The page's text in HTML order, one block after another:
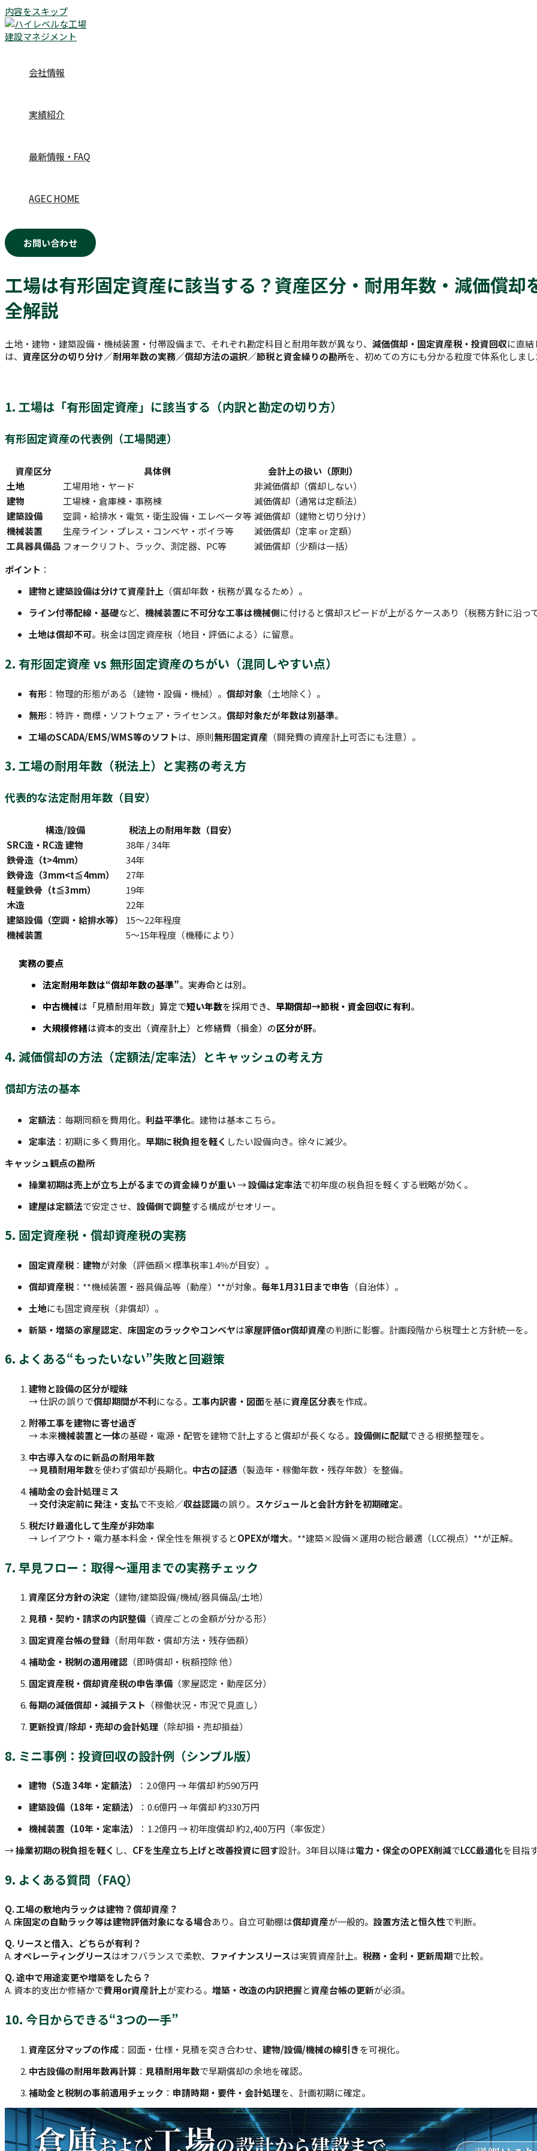
内容をスキップ
会社情報
実績紹介
最新情報・FAQ
AGEC HOME
お問い合わせ
工場は有形固定資産に該当する？資産区分・耐用年数・減価償却
全解説
土地・建物・建築設備・機械装置・付帯設備まで、それぞれ勘定科目と耐用年数が異なり、 減価償却・固定資産税・投資回収に直
は、 資産区分の切り分け／耐用年数の実務／償却方法の選択／節税と資金繰りの勘所を、初めての方にも分かる粒度で体系化しまし
1. 工場は「有形固定資産」に該当する（内訳と勘定の切り方）
有形固定資産の代表例（工場関連）
資産区分 具体例
会計上の扱い（原則）
土地
工場用地・ヤード
非減価償却（償却しない）
建物
工場棟・倉庫棟・事務棟
減価償却（通常は定額法）
建築設備
空調・給排水・電気・衛生設備・エレベータ等減価償却（建物と切り分け）
機械装置
生産ライン・プレス・コンベヤ・ボイラ等
減価償却（定率 or 定額）
工具器具備品 フォークリフト、ラック、測定器、PC等
減価償却（少額は一括）
ポイント ：
建物と建築設備は分けて資産計上 （償却年数・税務が異なるため）。
ライン付帯配線・基礎など、 機械装置に不可分な工事は機械側に付けると償却スピードが上がるケースあり（税務方針に沿っ
土地は償却不可。税金は固定資産税（地目・評価による）に留意。
2. 有形固定資産 vs 無形固定資産のちがい（混同しやすい点）
有形 ：物理的形態がある（建物・設備・機械）。 償却対象 （土地除く）。
無形 ：特許・商標・ソフトウェア・ライセンス。 償却対象だが年数は別基準。
工場のSCADA/EMS/WMS等のソフトは、原則無形固定資産 （開発費の資産計上可否にも注意）。
3. 工場の耐用年数（税法上）と実務の考え方
代表的な法定耐用年数（目安）
構造/設備
税法上の耐用年数（目安）
SRC造・RC造 建物
38年 / 34年
鉄骨造（t>4mm）
34年
鉄骨造（3mm<t≦4mm）
27年
軽量鉄骨（t≦3mm）
19年
木造
22年
建築設備（空調・給排水等）
15〜22年程度
機械装置
5〜15年程度（機種により）
実務の要点
法定耐用年数は“償却年数の基準”。実寿命とは別。
中古機械は「見積耐用年数」算定で短い年数を採用でき、 早期償却→節税・資金回収に有利。
大規模修繕は資本的支出（資産計上）と修繕費（損金）の区分が肝。
4. 減価償却の方法（定額法/定率法）とキャッシュの考え方
償却方法の基本
定額法 ：毎期同額を費用化。 利益平準化。建物は基本こちら。
定率法 ：初期に多く費用化。 早期に税負担を軽く したい設備向き。徐々に減少。
キャッシュ観点の勘所
操業初期は売上が立ち上がるまでの資金繰りが重い→設備は定率法で初年度の税負担を軽くする戦略が効く。
建屋は定額法で安定させ、 設備側で調整する構成がセオリー。
5. 固定資産税・償却資産税の実務
固定資産税： 建物が対象（評価額×標準税率1.4％が目安）。
償却資産税：**機械装置・器具備品等（動産）**が対象。 毎年1月31日まで申告 （自治体）。
土地にも固定資産税（非償却）。
新築・増築の家屋認定、 床固定のラックやコンベヤは家屋評価or償却資産の判断に影響。計画段階から税理士と方針統一を。
6. よくある“もったいない”失敗と回避策
建物と設備の区分が曖昧
→ 仕訳の誤りで償却期間が不利になる。 工事内訳書・図面を基に資産区分表を作成。
附帯工事を建物に寄せ過ぎ
→ 本来機械装置と一体の基礎・電源・配管を建物で計上すると償却が長くなる。 設備側に配賦できる根拠整理を。
中古導入なのに新品の耐用年数
→ 見積耐用年数を使わず償却が長期化。 中古の証憑 （製造年・稼働年数・残存年数）を整備。
補助金の会計処理ミス
→交付決定前に発注・支払で不支給／収益認識の誤り。 スケジュールと会計方針を初期確定。
税だけ最適化して生産が非効率
→ レイアウト・電力基本料金・保全性を無視するとOPEXが増大。**建築×設備×運用の総合最適（LCC視点）**が正解。
7. 早見フロー：取得〜運用までの実務チェック
資産区分方針の決定 （建物/建築設備/機械/器具備品/土地）
見積・契約・請求の内訳整備 （資産ごとの金額が分かる形）
固定資産台帳の登録 （耐用年数・償却方法・残存価額）
補助金・税制の適用確認 （即時償却・税額控除 他）
固定資産税・償却資産税の申告準備 （家屋認定・動産区分）
毎期の減価償却・減損テスト （稼働状況・市況で見直し）
更新投資/除却・売却の会計処理 （除却損・売却損益）
8. ミニ事例：投資回収の設計例（シンプル版）
建物（S造 34年・定額法）
：2.0億円 → 年償却 約590万円
建築設備（18年・定額法）
：0.6億円 → 年償却 約330万円
機械装置（10年・定率法）
：1.2億円 → 初年度償却 約2,400万円（率仮定）
→操業初期の税負担を軽く し、 CFを生産立ち上げと改善投資に回す設計。3年目以降は電力・保全のOPEX削減でLCC最適化を目指す
9. よくある質問（FAQ）
Q. 工場の敷地内ラックは建物？償却資産？
A.床固定の自動ラック等は建物評価対象になる場合あり。自立可動棚は償却資産が一般的。 設置方法と恒久性で判断。
Q. リースと借入、どちらが有利？
A. オペレーティングリースはオフバランスで柔軟、 ファイナンスリースは実質資産計上。 税務・金利・更新周期で比較。
Q. 途中で用途変更や増築をしたら？
A. 資本的支出か修繕かで費用or資産計上が変わる。 増築・改造の内訳把握と資産台帳の更新が必須。
10. 今日からできる“3つの一手”
資産区分マップの作成 ：図面・仕様・見積を突き合わせ、 建物/設備/機械の線引きを可視化。
中古設備の耐用年数再計算 ： 見積耐用年数で早期償却の余地を確認。
補助金と税制の事前適用チェック ： 申請時期・要件・会計処理を、計画初期に確定。